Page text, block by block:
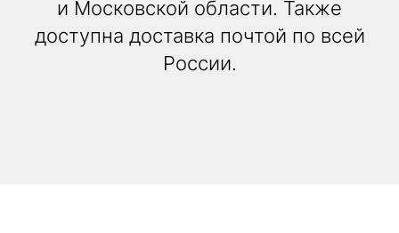
и Московской области. Также
доступна доставка почтой по всей
России.